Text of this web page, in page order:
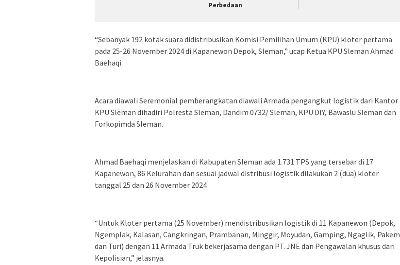
Perbedaan
“Sebanyak 192 kotak suara didistribusikan Komisi Pemilihan Umum (KPU) kloter pertama
pada 25-26 November 2024 di Kapanewon Depok, Sleman,” ucap Ketua KPU Sleman Ahmad
Baehaqi.
Acara diawali Seremonial pemberangkatan diawali Armada pengangkut logistik dari Kantor
KPU Sleman dihadiri Polresta Sleman, Dandim 0732/ Sleman, KPU DIY, Bawaslu Sleman dan
Forkopimda Sleman.
Ahmad Baehaqi menjelaskan di Kabupaten Sleman ada 1.731 TPS yang tersebar di 17
Kapanewon, 86 Kelurahan dan sesuai jadwal distribusi logistik dilakukan 2 (dua) kloter
tanggal 25 dan 26 November 2024
“Untuk Kloter pertama (25 November) mendistribusikan logistik di 11 Kapanewon (Depok,
Ngemplak, Kalasan, Cangkringan, Prambanan, Minggir, Moyudan, Gamping, Ngaglik, Pakem
dan Turi) dengan 11 Armada Truk bekerjasama dengan PT. JNE dan Pengawalan khusus dari
Kepolisian,” jelasnya.